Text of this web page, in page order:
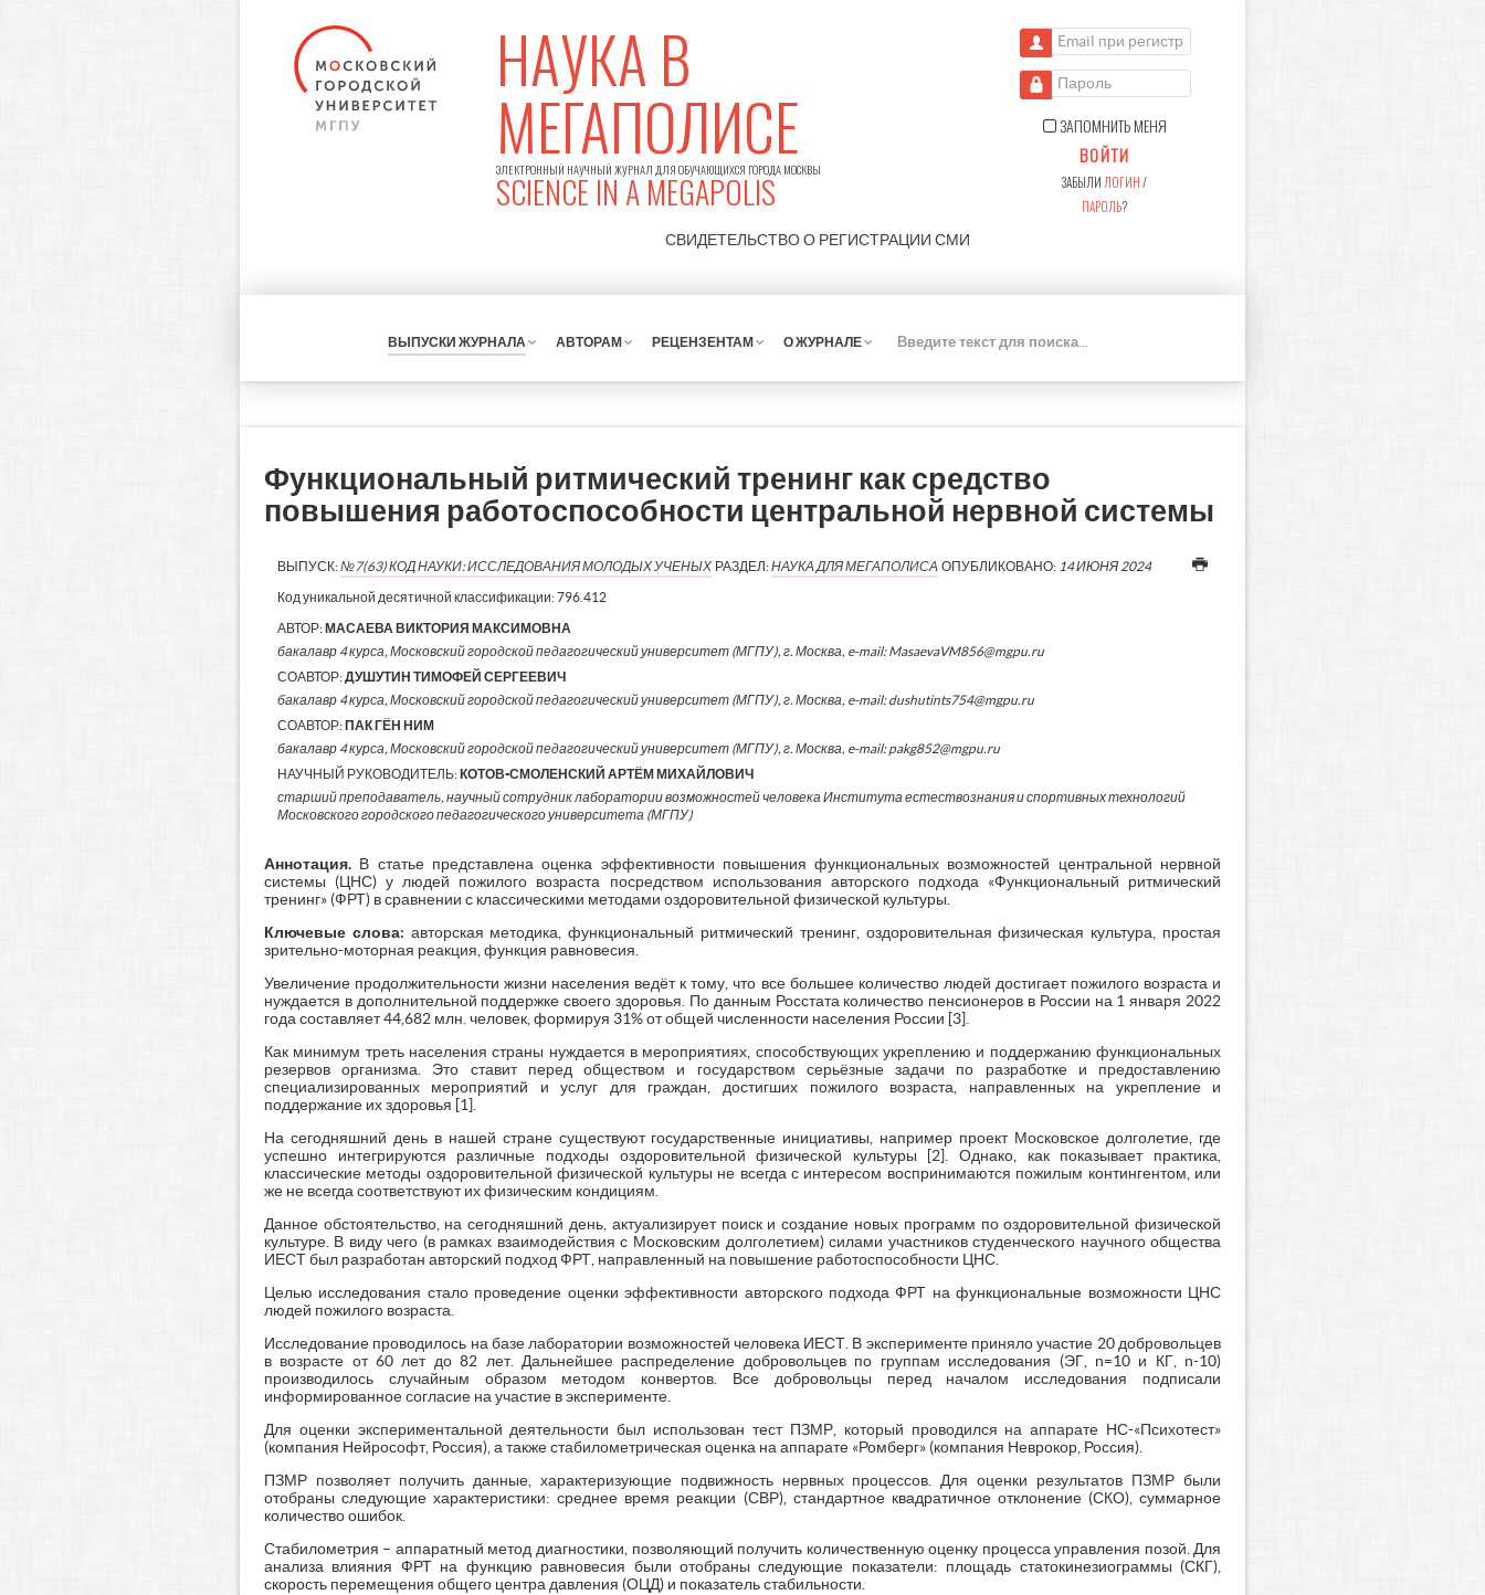
НАУКА В
МЕГАПОЛИСЕ
ЭЛЕКТРОННЫЙ НАУЧНЫЙ ЖУРНАЛ ДЛЯ ОБУЧАЮЩИХСЯ ГОРОДА МОСКВЫ
SCIENCE IN A MEGAPOLIS
СВИДЕТЕЛЬСТВО О РЕГИСТРАЦИИ СМИ
Email при регистрации
Пароль
ЗАПОМНИТЬ МЕНЯ
ВОЙТИ
ЗАБЫЛИ ЛОГИН/
ПАРОЛЬ?
ВЫПУСКИ ЖУРНАЛА АВТОРАМ РЕЦЕНЗЕНТАМ О ЖУРНАЛЕ
К
Функциональный ритмический тренинг как средство
повышения работоспособности центральной нервной системы
ВЫПУСК:№7(63) КОД НАУКИ: ИССЛЕДОВАНИЯ МОЛОДЫХ УЧЕНЫХ РАЗДЕЛ:НАУКА ДЛЯ МЕГАПОЛИСА ОПУБЛИКОВАНО: 14 ИЮНЯ 2024
Код уникальной десятичной классификации:796.412
АВТОР: МАСАЕВА ВИКТОРИЯ МАКСИМОВНА
бакалавр 4 курса, Московский городской педагогический университет (МГПУ), г. Москва, e-mail: MasaevaVM856@mgpu.ru
СОАВТОР:ДУШУТИН ТИМОФЕЙ СЕРГЕЕВИЧ
бакалавр 4 курса, Московский городской педагогический университет (МГПУ), г. Москва, e-mail: dushutints754@mgpu.ru
СОАВТОР: ПАК ГЁН НИМ
бакалавр 4 курса, Московский городской педагогический университет (МГПУ), г. Москва, e-mail: pakg852@mgpu.ru
НАУЧНЫЙ РУКОВОДИТЕЛЬ: КОТОВ-СМОЛЕНСКИЙ АРТЁМ МИХАЙЛОВИЧ
старший преподаватель, научный сотрудник лаборатории возможностей человека Института естествознания и спортивных технологий
Московского городского педагогического университета (МГПУ)
Аннотация. В статье представлена оценка эффективности повышения функциональных возможностей центральной нервной
системы (ЦНС) у людей пожилого возраста посредством использования авторского подхода «Функциональный ритмический
тренинг» (ФРТ) в сравнении с классическими методами оздоровительной физической культуры.
Ключевые слова: авторская методика, функциональный ритмический тренинг, оздоровительная физическая культура, простая
зрительно-моторная реакция, функция равновесия.
Увеличение продолжительности жизни населения ведёт к тому, что все большее количество людей достигает пожилого возраста и
нуждается в дополнительной поддержке своего здоровья. По данным Росстата количество пенсионеров в России на 1 января 2022
года составляет 44,682 млн. человек, формируя 31% от общей численности населения России [3].
Как минимум треть населения страны нуждается в мероприятиях, способствующих укреплению и поддержанию функциональных
резервов организма. Это ставит перед обществом и государством серьёзные задачи по разработке и предоставлению
специализированных мероприятий и услуг для граждан, достигших пожилого возраста, направленных на укрепление и
поддержание их здоровья [1].
На сегодняшний день в нашей стране существуют государственные инициативы, например проект Московское долголетие, где
успешно интегрируются различные подходы оздоровительной физической культуры [2]. Однако, как показывает практика,
классические методы оздоровительной физической культуры не всегда с интересом воспринимаются пожилым контингентом, или
же не всегда соответствуют их физическим кондициям.
Данное обстоятельство, на сегодняшний день, актуализирует поиск и создание новых программ по оздоровительной физической
культуре. В виду чего (в рамках взаимодействия с Московским долголетием) силами участников студенческого научного общества
ИЕСТ был разработан авторский подход ФРТ, направленный на повышение работоспособности ЦНС.
Целью исследования стало проведение оценки эффективности авторского подхода ФРТ на функциональные возможности ЦНС
людей пожилого возраста.
Исследование проводилось на базе лаборатории возможностей человека ИЕСТ. В эксперименте приняло участие 20 добровольцев
в возрасте от 60 лет до 82 лет. Дальнейшее распределение добровольцев по группам исследования (ЭГ, n=10 и КГ, n-10)
производилось случайным образом методом конвертов. Все добровольцы перед началом исследования подписали
информированное согласие на участие в эксперименте.
Для оценки экспериментальной деятельности был использован тест ПЗМР, который проводился на аппарате НС-«Психотест»
(компания Нейрософт, Россия), а также стабилометрическая оценка на аппарате «Ромберг» (компания Неврокор, Россия).
ПЗМР позволяет получить данные, характеризующие подвижность нервных процессов. Для оценки результатов ПЗМР были
отобраны следующие характеристики: среднее время реакции (СВР), стандартное квадратичное отклонение (СКО), суммарное
количество ошибок.
Стабилометрия – аппаратный метод диагностики, позволяющий получить количественную оценку процесса управления позой. Для
анализа влияния ФРТ на функцию равновесия были отобраны следующие показатели: площадь статокинезиограммы (СКГ),
скорость перемещения общего центра давления (ОЦД) и показатель стабильности.